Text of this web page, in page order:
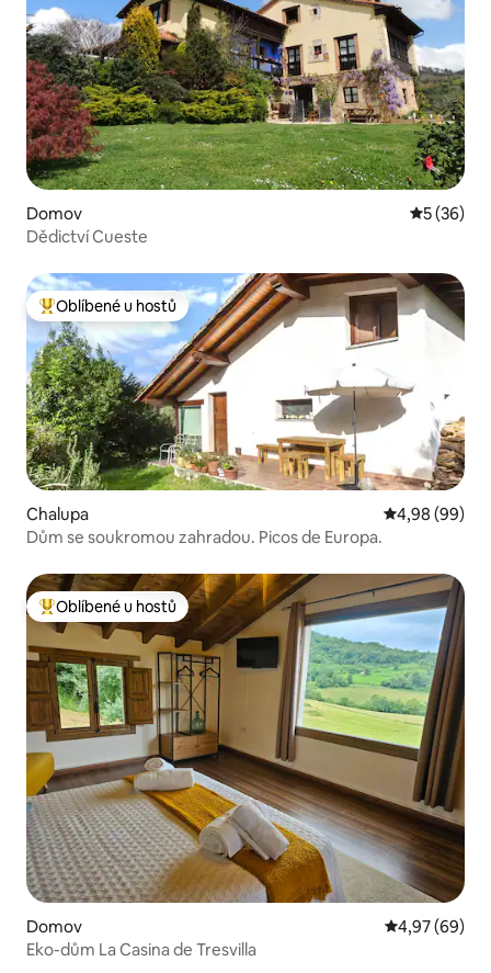
Domov Průměrné
5 (36)
Dědictví Cueste
Nejlepší v kategorii Oblíbené u hostů
Oblíbené u hostů
Chalupa Průměrné
4,98 (99)
Dům se soukromou zahradou. Picos de Europa.
Nejlepší v kategorii Oblíbené u hostů
Oblíbené u hostů
Domov Průměrné
4,97 (69)
Eko-dům La Casina de Tresvilla